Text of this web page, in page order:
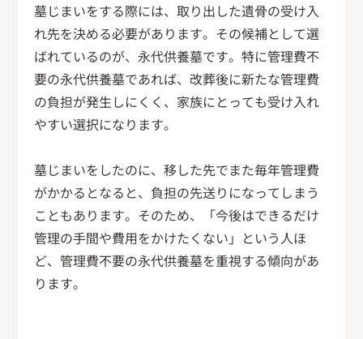
墓じまいをする際には、取り出した遺骨の受け入
れ先を決める必要があります。その候補として選
ばれているのが、永代供養墓です。特に管理費不
要の永代供養墓であれば、改葬後に新たな管理費
の負担が発生しにくく、家族にとっても受け入れ
やすい選択になります。
墓じまいをしたのに、移した先でまた毎年管理費
がかかるとなると、負担の先送りになってしまう
こともあります。そのため、「今後はできるだけ
管理の手間や費用をかけたくない」という人ほ
ど、管理費不要の永代供養墓を重視する傾向があ
ります。